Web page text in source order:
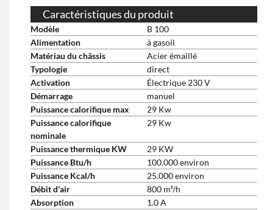
Caractéristiques du produit
Modèle
B 100
Alimentation
à gasoil
Matériau du châssis
Acier émaillé
Typologie
direct
Activation
Électrique 230 V
Démarrage
manuel
Puissance calorifique max
29 Kw
Puissance calorifique
nominale
29 Kw
Puissance thermique KW
29 KW
Puissance Btu/h
100.000 environ
Puissance Kcal/h
25.000 environ
Débit d'air
800 m³/h
Absorption
1.0 A